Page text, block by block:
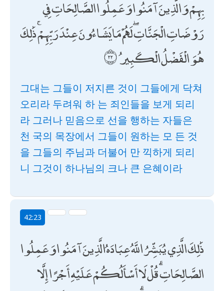
بِهِمْ ۗ وَالَّذِينَ آمَنُوا وَعَمِلُوا الصَّالِحَاتِ فِي
رَوْضَاتِ الْجَنَّاتِ ۖ لَهُمْ مَا يَشَاءُونَ عِنْدَ رَبِّهِمْ ۚ ذَٰلِكَ
هُوَ الْفَضْلُ الْكَبِيرُ
그대는 그들이 저지른 것이 그들에게 닥쳐
오리라 두려워 하 는 죄인들을 보게 되리
라 그러나 믿음으로 선을 행하는 자들은
천 국의 목장에서 그들이 원하는 모 든 것
을 그들의 주님과 더불어 만 끽하게 되리
니 그것이 하나님의 크나 큰 은혜이라
42:23
ذَٰلِكَ الَّذِي يُبَشِّرُ اللَّهُ عِبَادَهُ الَّذِينَ آمَنُوا وَعَمِلُوا
الصَّالِحَاتِ ۗ قُلْ لَا أَسْأَلُكُمْ عَلَيْهِ أَجْرًا إِلَّا